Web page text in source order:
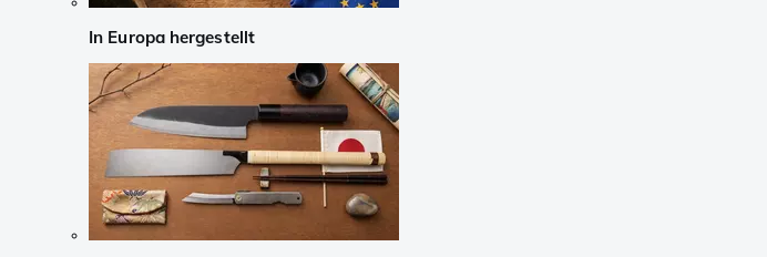
In Europa hergestellt